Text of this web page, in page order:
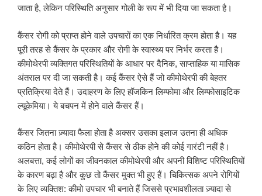
जाता है, लेकिन परिस्थिति अनुसार गोली के रूप में भी दिया जा सकता है।
कैंसर रोगी को प्राप्त होने वाले उपचारों का एक निर्धारित क्रम होता है। यह
पूरी तरह से कैंसर के प्रकार और रोगी के स्वास्थ्य पर निर्भर करता है।
कीमोथेरपी व्यक्तिगत परिस्थितियों के आधार पर दैनिक, साप्ताहिक या मासिक
अंतराल पर दी जा सकती है। कई कैंसर ऐसे हैं जो कीमोथेरपी की बेहतर
प्रतिक्रिया देते हैं। उदाहरण के लिए हॉजकिन लिम्फोमा और लिम्फोसाइटिक
ल्यूकेमिया। ये बचपन में होने वाले कैंसर हैं।
कैंसर जितना ज़्यादा फैला होता है अक्सर उसका इलाज उतना ही अधिक
कठिन होता है। कीमोथेरपी से कैंसर से ठीक होने की कोई गारंटी नहीं है।
अलबत्ता, कई लोगों का जीवनकाल कीमोथेरपी और अपनी विशिष्ट परिस्थितियों
के कारण बढ़ा है और कुछ तो कैंसर मुक्त भी हुए हैं। चिकित्सक अपने रोगियों
के लिए व्यक्तिश: कीमो उपचार भी बनाते हैं जिससे प्रभावशीलता ज़्यादा से